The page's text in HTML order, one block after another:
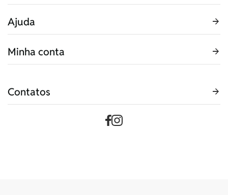
Ajuda
Minha conta
Contatos